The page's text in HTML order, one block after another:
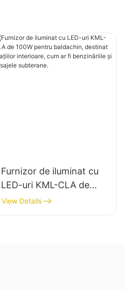
Furnizor de iluminat cu
LED-uri KML-CLA de
100W pentru baldachin,
destinat spațiilor
View Details